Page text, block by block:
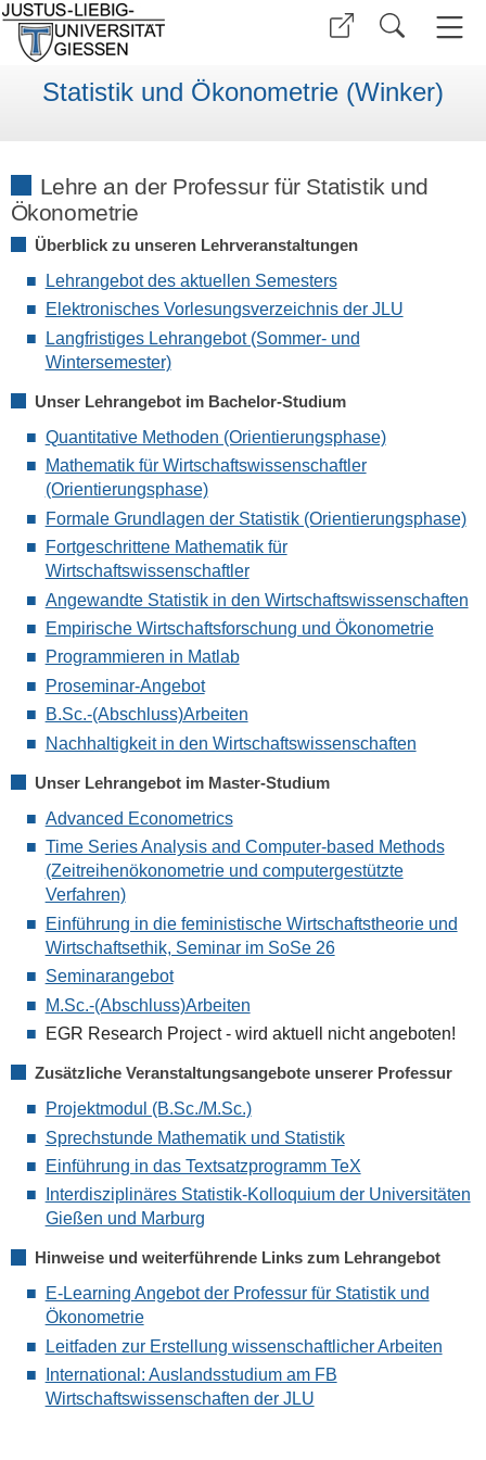
Statistik und Ökonometrie (Winker)
Lehre an der Professur für Statistik und
Ökonometrie
Überblick zu unseren Lehrveranstaltungen
Lehrangebot des aktuellen Semesters
Elektronisches Vorlesungsverzeichnis der JLU
Langfristiges Lehrangebot (Sommer- und
Wintersemester)
Unser Lehrangebot im Bachelor-Studium
Quantitative Methoden (Orientierungsphase)
Mathematik für Wirtschaftswissenschaftler
(Orientierungsphase)
Formale Grundlagen der Statistik (Orientierungsphase)
Fortgeschrittene Mathematik für
Wirtschaftswissenschaftler
Angewandte Statistik in den Wirtschaftswissenschaften
Empirische Wirtschaftsforschung und Ökonometrie
Programmieren in Matlab
Proseminar-Angebot
B.Sc.-(Abschluss)Arbeiten
Nachhaltigkeit in den Wirtschaftswissenschaften
Unser Lehrangebot im Master-Studium
Advanced Econometrics
Time Series Analysis and Computer-based Methods
(Zeitreihenökonometrie und computergestützte
Verfahren)
Einführung in die feministische Wirtschaftstheorie und
Wirtschaftsethik, Seminar im SoSe 26
Seminarangebot
M.Sc.-(Abschluss)Arbeiten
EGR Research Project - wird aktuell nicht angeboten!
Zusätzliche Veranstaltungsangebote unserer Professur
Projektmodul (B.Sc./M.Sc.)
Sprechstunde Mathematik und Statistik
Einführung in das Textsatzprogramm TeX
Interdisziplinäres Statistik-Kolloquium der Universitäten
Gießen und Marburg
Hinweise und weiterführende Links zum Lehrangebot
E-Learning Angebot der Professur für Statistik und
Ökonometrie
Leitfaden zur Erstellung wissenschaftlicher Arbeiten
International: Auslandsstudium am FB
Wirtschaftswissenschaften der JLU